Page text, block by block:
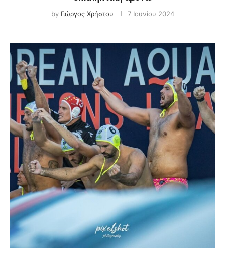
by Γιώργος Χρήστου 7 Ιουνίου 2024